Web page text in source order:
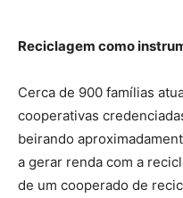
Reciclagem como
Cerca de 900 famílias
cooperativas
beirando
a gerar renda com a
de um cooperado de